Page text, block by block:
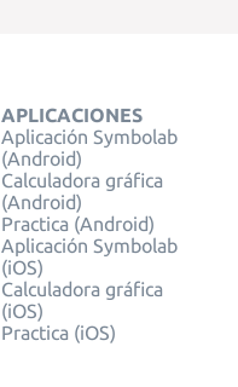
APLICACIONES
Aplicación Symbolab
(Android)
Calculadora gráfica
(Android)
Practica (Android)
Aplicación Symbolab
(iOS)
Calculadora gráfica
(iOS)
Practica (iOS)